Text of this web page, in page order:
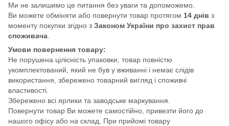
Ми не залишимо це питання без уваги та допоможемо.
Ви можете обміняти або повернути товар протягом 14 днів з
моменту покупки згідно з Законом України про захист прав
споживача
Умови повернення товару:
Не порушена цілісність упаковки, товар повністю
укомплектований, який не був у вживанні і немає слідів
використання, збережено товарний вигляд і споживчі
властивості.
Збережено всі ярлики та заводське маркування.
Повернути товар Ви можете самостійно, привезти його до
нашого офісу або на склад. При прийомі товару